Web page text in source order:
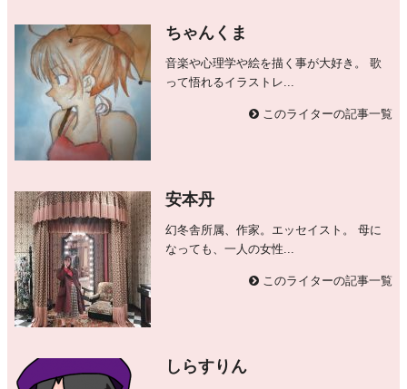
ちゃんくま
音楽や心理学や絵を描く事が大好き。 歌
って悟れるイラストレ...
このライターの記事一覧
安本丹
幻冬舎所属、作家。エッセイスト。 母に
なっても、一人の女性...
このライターの記事一覧
しらすりん